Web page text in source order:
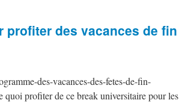
profiter des vacances de fin
des-vacances-des-fetes-de-fin-
quoi profiter de ce break universitaire pour les